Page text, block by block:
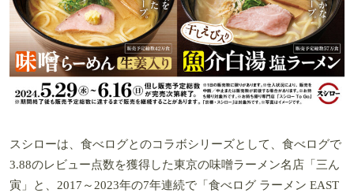
スシローは、食べログとのコラボシリーズとして、食べログで
3.88のレビュー点数を獲得した東京の味噌ラーメン名店「三ん
寅」と、2017～2023年の7年連続で「食べログ ラーメン EAST